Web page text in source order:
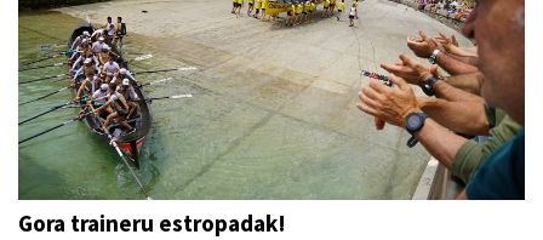
Gora traineru estropadak!